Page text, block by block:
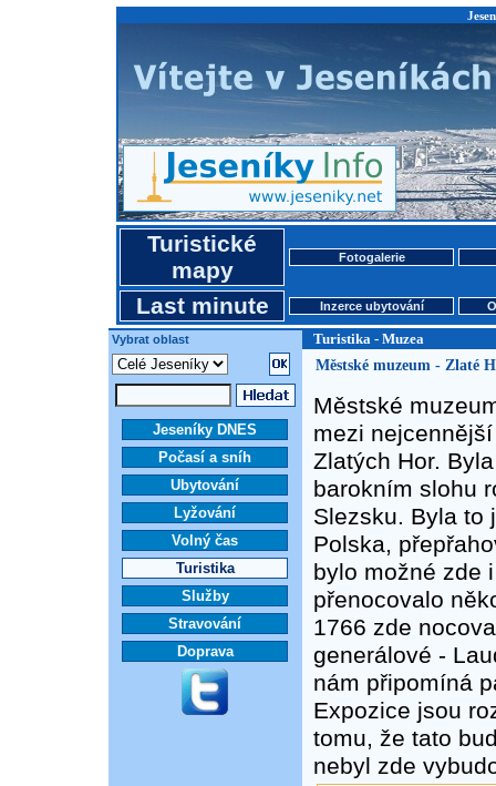
Turistické
mapy
Fotogalerie
Last minute Inzerce ubytování
Vybrat oblast Turistika - Muzea
Jeseníky DNES
Počasí a sníh
Ubytování
Lyžování
Volný čas
Turistika
Služby
Stravování
Doprava
Městské muzeum - Zlaté
Městské
mezi
Zlatých Hor.
barokním slohu
Slezsku. Byla to
Polska,
bylo možné zde
přenocovalo
1766 zde
generálové -
nám připomíná
Expozice jsou
tomu, že tato
nebyl zde